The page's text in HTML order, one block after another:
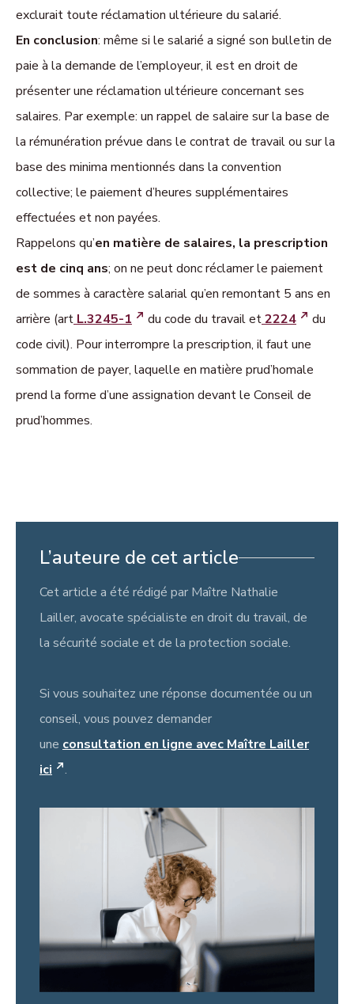
exclurait toute réclamation ultérieure du salarié.
En conclusion: même si le salarié a signé son bulletin de
paie à la demande de l’employeur, il est en droit de
présenter une réclamation ultérieure concernant ses
salaires. Par exemple: un rappel de salaire sur la base de
la rémunération prévue dans le contrat de travail ou sur la
base des minima mentionnés dans la convention
collective; le paiement d’heures supplémentaires
effectuées et non payées.
Rappelons qu’en matière de salaires, la prescription
est de cinq ans; on ne peut donc réclamer le paiement
de sommes à caractère salarial qu’en remontant 5 ans en
arrière (art L.3245-1 du code du travail et2224
du
code civil). Pour interrompre la prescription, il faut une
sommation de payer, laquelle en matière prud’homale
prend la forme d’une assignation devant le Conseil de
prud’hommes.
L’auteure de cet article
Cet article a été rédigé par Maître Nathalie
Lailler, avocate spécialiste en droit du travail, de
la sécurité sociale et de la protection sociale.
Si vous souhaitez une réponse documentée ou un
conseil, vous pouvez demander
une consultation en ligne avec Maître Lailler
ici
.